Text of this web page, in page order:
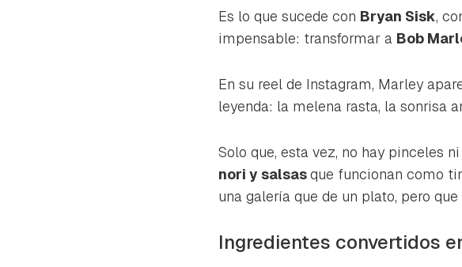
Guardar como
Para poder guardar
Es lo que sucede con Bryan Sisk,
impensable: transformar a Bob
En su reel de Instagram, Marley
leyenda: la melena rasta, la sonrisa
Solo que, esta vez, no hay pinceles
nori y salsasque funcionan como
una galería que de un plato, pero
Ingredientes convertidos